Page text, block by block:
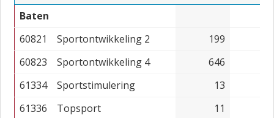
Baten
60821
Sportontwikkeling 2
199
60823
Sportontwikkeling 4
646
61334
Sportstimulering
13
61336
Topsport
11